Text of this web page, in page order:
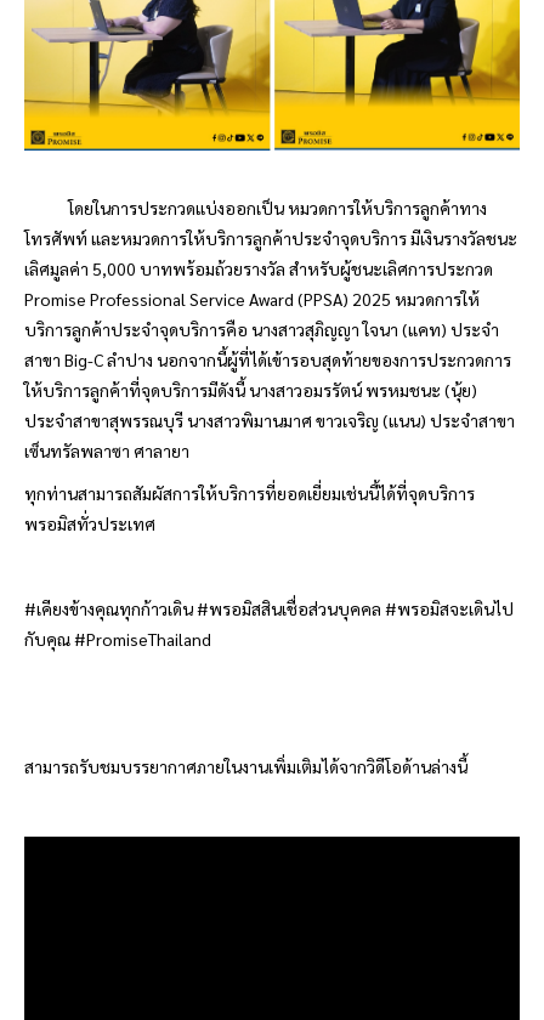
โดยในการประกวดแบ่งออกเป็น หมวดการให้บริการลูกค้าทาง
โทรศัพท์ และหมวดการให้บริการลูกค้าประจำจุดบริการ มีเงินรางวัลชนะ
เลิศมูลค่า 5,000 บาทพร้อมถ้วยรางวัล สำหรับผู้ชนะเลิศการประกวด
Promise Professional Service Award (PPSA) 2025 หมวดการให้
บริการลูกค้าประจำจุดบริการคือ นางสาวสุภิญญา ใจนา (แคท) ประจำ
สาขา Big-Cลำปาง นอกจากนี้ผู้ที่ได้เข้ารอบสุดท้ายของการประกวดการ
ให้บริการลูกค้าที่จุดบริการมีดังนี้ นางสาวอมรรัตน์ พรหมชนะ (นุ้ย)
ประจำสาขาสุพรรณบุรี นางสาวพิมานมาศ ขาวเจริญ (แนน) ประจำสาขา
เซ็นทรัลพลาซา ศาลายา
ทุกท่านสามารถสัมผัสการให้บริการที่ยอดเยี่ยมเช่นนี้ได้ที่จุดบริการ
พรอมิสทั่วประเทศ
#เคียงข้างคุณทุกก้าวเดิน#พรอมิสสินเชื่อส่วนบุคคล #พรอมิสจะเดินไป
กับคุณ#PromiseThailand
สามารถรับชมบรรยากาศภายในงานเพิ่มเติมได้จากวิดีโอด้านล่างนี้